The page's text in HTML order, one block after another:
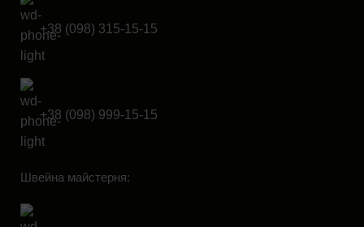
+38 (098) 315-15-15
+38 (098) 999-15-15
Швейна майстерня: